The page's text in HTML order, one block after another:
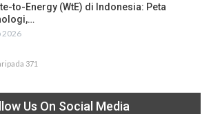
to-Energy (WtE) di Indonesia: Peta
2026
371
Us On Social Media